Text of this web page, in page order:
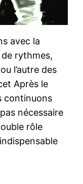
avec la
rythmes,
l’autre des
Après le
continuons
nécessaire
rôle